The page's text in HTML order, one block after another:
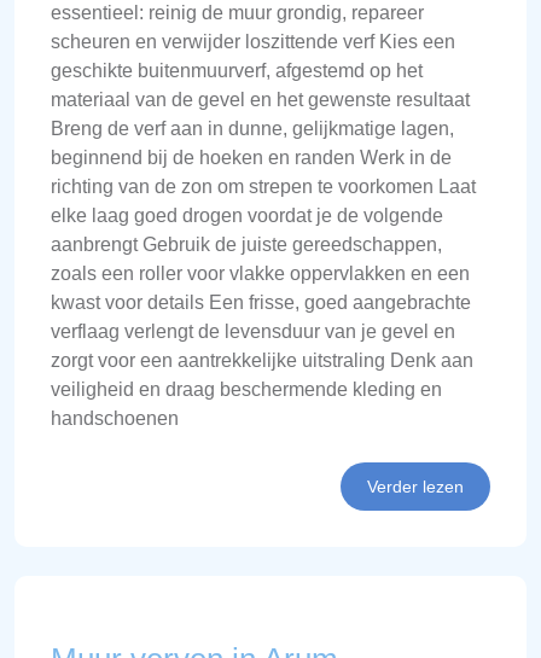
essentieel: reinig de muur grondig, repareer
scheuren en verwijder loszittende verf Kies een
geschikte buitenmuurverf, afgestemd op het
materiaal van de gevel en het gewenste resultaat
Breng de verf aan in dunne, gelijkmatige lagen,
beginnend bij de hoeken en randen Werk in de
richting van de zon om strepen te voorkomen Laat
elke laag goed drogen voordat je de volgende
aanbrengt Gebruik de juiste gereedschappen,
zoals een roller voor vlakke oppervlakken en een
kwast voor details Een frisse, goed aangebrachte
verflaag verlengt de levensduur van je gevel en
zorgt voor een aantrekkelijke uitstraling Denk aan
veiligheid en draag beschermende kleding en
handschoenen
Verder lezen